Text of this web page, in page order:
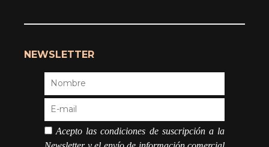
NEWSLETTER
Acepto las condiciones de suscripción a la